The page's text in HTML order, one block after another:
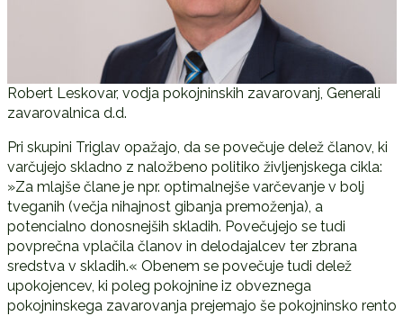
Robert Leskovar, vodja pokojninskih zavarovanj, Generali
zavarovalnica d.d.
Pri skupini Triglav opažajo, da se povečuje delež članov, ki
varčujejo skladno z naložbeno politiko življenjskega cikla:
»Za mlajše člane je npr. optimalnejše varčevanje v bolj
tveganih (večja nihajnost gibanja premoženja), a
potencialno donosnejših skladih. Povečujejo se tudi
povprečna vplačila članov in delodajalcev ter zbrana
sredstva v skladih.« Obenem se povečuje tudi delež
upokojencev, ki poleg pokojnine iz obveznega
pokojninskega zavarovanja prejemajo še pokojninsko rento